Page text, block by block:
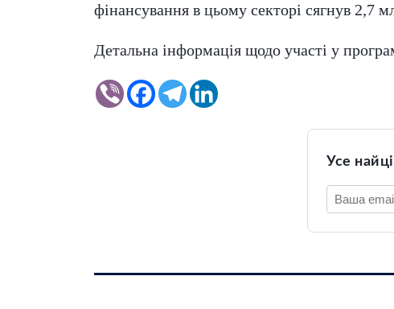
фінансування в цьому секторі сягнув 2,7
Детальна інформація щодо участі у
Усе